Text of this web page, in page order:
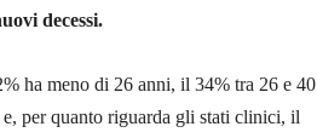
decessi.
ha meno di 26 anni, il 34% tra 26 e 40
per quanto riguarda gli stati clinici, il